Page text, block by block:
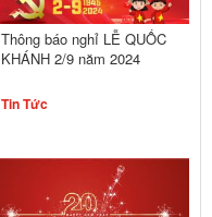
Thông báo nghỉ LỄ QUỐC
KHÁNH 2/9 năm 2024
Tin Tức